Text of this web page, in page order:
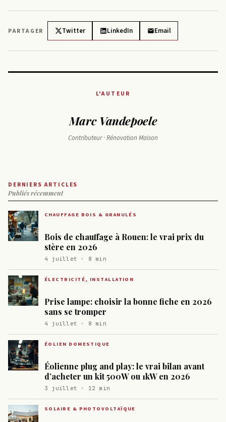
PARTAGER Twitter LinkedIn Email
L'AUTEUR
Marc Vandepoele
Contributeur · Rénovation Maison
DERNIERS ARTICLES
Publiés récemment
CHAUFFAGE BOIS & GRANULÉS
Bois de chauffage à Rouen: le vrai prix du
stère en 2026
4 juillet · 8 min
ÉLECTRICITÉ, INSTALLATION
Prise lampe: choisir la bonne fiche en 2026
sans se tromper
4 juillet · 8 min
ÉOLIEN DOMESTIQUE
Éolienne plug and play: le vrai bilan avant
d’acheter un kit 500W ou 1kW en 2026
3 juillet · 12 min
SOLAIRE & PHOTOVOLTAÏQUE